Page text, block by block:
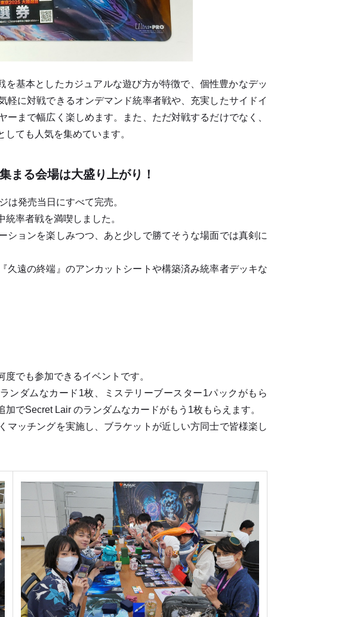
基本としたカジュアルな遊び方が特徴で、個性豊かなデッ
に対戦できるオンデマンド統率者戦や、充実したサイドイ
まで幅広く楽しめます。また、ただ対戦するだけでなく、
ても人気を集めています。
まる会場は大盛り上がり！
発売当日にすべて完売。
率者戦を満喫しました。
ョンを楽しみつつ、あと少しで勝てそうな場面では真剣に
遠の終端』のアンカットシートや構築済み統率者デッキな
でも参加できるイベントです。
ダムなカード1枚、ミステリーブースター1パックがもら
でSecret Lair のランダムなカードがもう1枚もらえます。
ッチングを実施し、ブラケットが近しい方同士で皆様楽し